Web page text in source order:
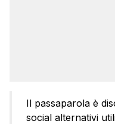
Il passaparola è
social alternativi